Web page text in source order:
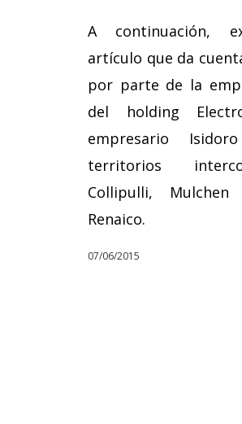
A continuación,
artículo que da
por parte de la
del holding
empresario
territorios
Collipulli,
Renaico.
07/06/2015